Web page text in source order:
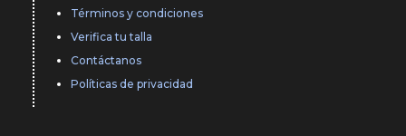
Términos y condiciones
Verifica tu talla
Contáctanos
Políticas de privacidad